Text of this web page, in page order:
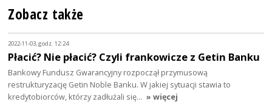
Zobacz także
2022-11-03, godz. 12:24
Płacić? Nie płacić? Czyli frankowicze z Getin Banku
Bankowy Fundusz Gwarancyjny rozpoczął przymusową
restrukturyzację Getin Noble Banku. W jakiej sytuacji stawia to
kredytobiorców, którzy zadłużali się… » więcej